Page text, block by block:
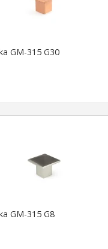
GM-315 G30
GM-315 G8